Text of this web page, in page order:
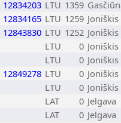
12834203 LTU 1359
12834165 LTU 1259 Joniškis
12843830 LTU 1252 Joniškis
LTU 0 Joniškis
LTU 0 Joniškis
12849278 LTU 0 Joniškis
LTU 0 Joniškis
LAT 0 Jelgava
LAT 0 Jelgava